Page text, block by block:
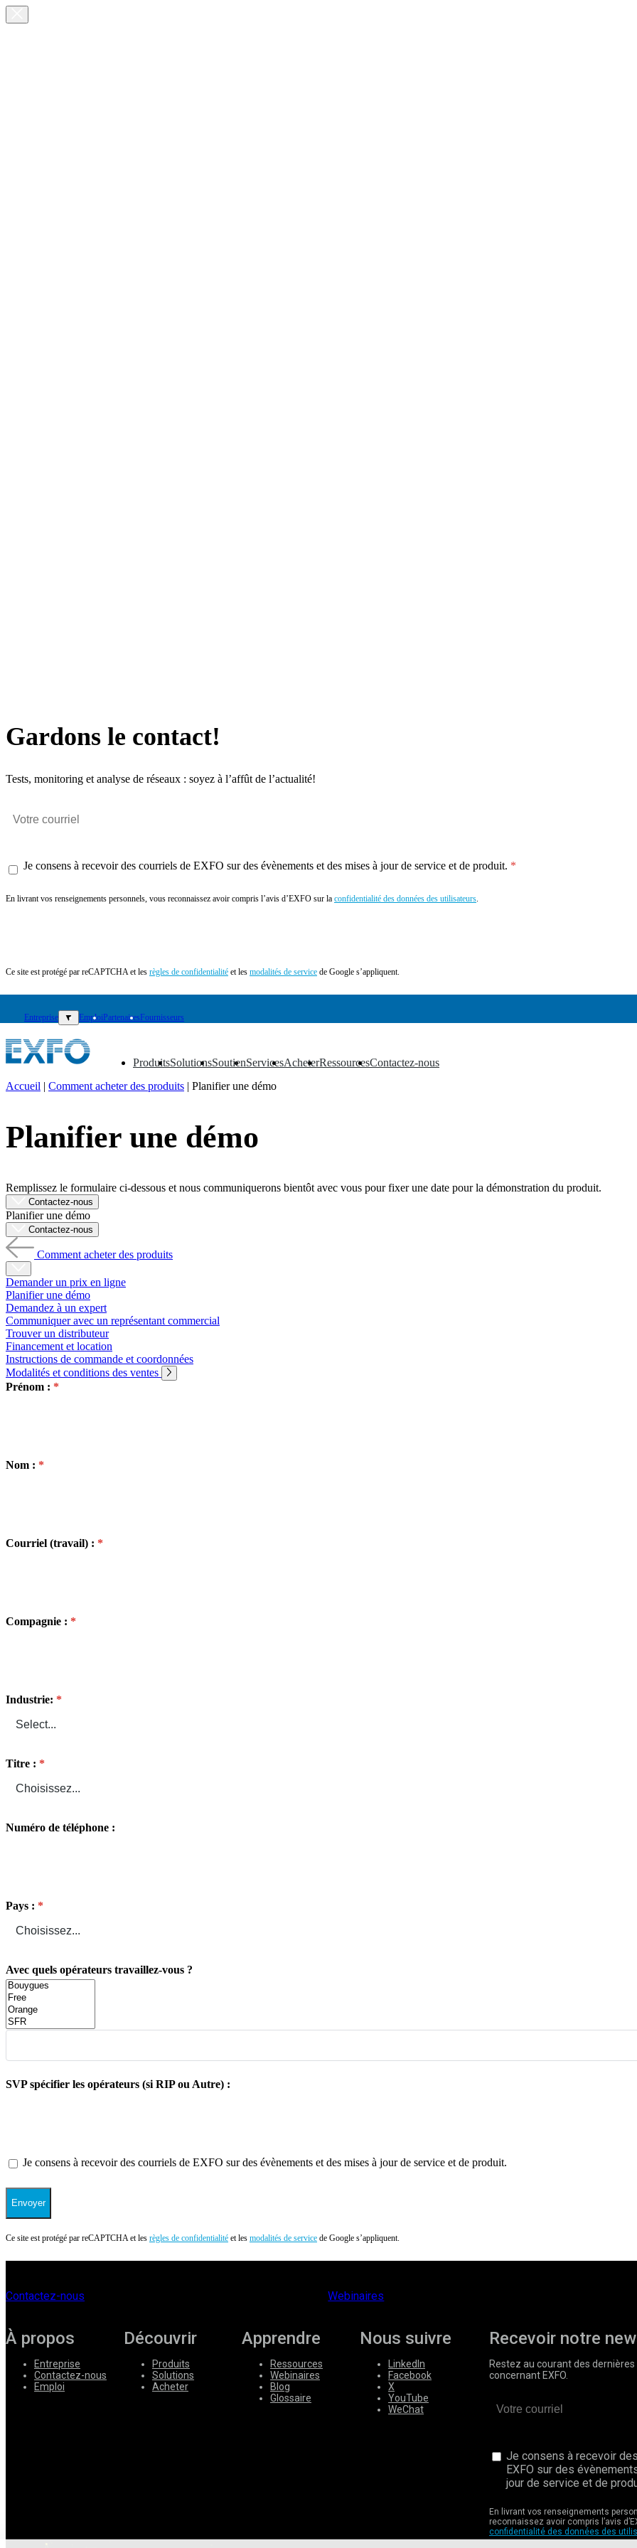
Gardons le contact!
Tests, monitoring et analyse de réseaux : soyez à l’affût de l’actualité!
Je consens à recevoir des courriels de EXFO sur des évènements et des mises à jour de service et de produit.
En livrant vos renseignements personnels, vous reconnaissez avoir compris l’avis d’EXFO sur la confidentialité des données des utilisateurs.
Ce site est protégé par reCAPTCHA et les règles de confidentialité et les modalités de service de Google s’appliquent.
Entreprise ▼ EmploiPartenairesFournisseurs
Produits
▼ Solutions
▼ Soutien
▼ Services
▼ Acheter
▼ Ressources
▼ Contactez-nous
▼
Produits
Solutions
Acheter
Ressources
Contactez-
nous
S'enregistrer
Se
Entreprise
Emploi
Partenaires
Fournisseurs
Accueil | Comment acheter des produits | Planifier une démo
Planifier une démo
Remplissez le formulaire ci-dessous et nous communiquerons bientôt avec vous pour fixer une date pour la démonstration du produit.
Contactez-nous
Planifier une démo
Contactez-nous
Comment acheter des produits
Demander un prix en ligne
Planifier une démo
Demandez à un expert
Communiquer avec un représentant commercial
Trouver un distributeur
Financement et location
Instructions de commande et coordonnées
Modalités et conditions des ventes
Prénom :
Nom :
Courriel (travail) :
Compagnie :
Industrie:
Titre :
Numéro de téléphone :
Pays :
Avec quels opérateurs travaillez-vous ?
SVP spécifier les opérateurs (si RIP ou Autre) :
Je consens à recevoir des courriels de EXFO sur des évènements et des mises à jour de service et de produit.
Envoyer
Ce site est protégé par reCAPTCHA et les règles de confidentialité et les modalités de service de Google s’appliquent.
Contactez-nous Webinaires
À propos
Entreprise
Contactez-nous
Emploi
Découvrir
Produits
Solutions
Acheter
Apprendre
Ressources
Webinaires
Blog
Glossaire
Nous suivre
LinkedIn
Facebook
X
YouTube
WeChat
Recevoir notre
Restez au courant des
concernant EXFO.
Je consens à recevoir
EXFO sur des
jour de service et de
En livrant vos renseignements
reconnaissez avoir compris l’avis
confidentialité des données des